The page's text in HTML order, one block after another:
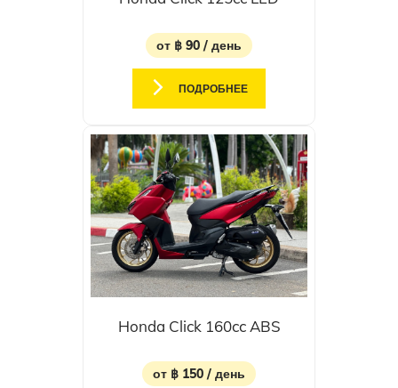
от ฿ 90 / день
ПОДРОБНЕЕ
Honda Click 160cc ABS
от ฿ 150 / день